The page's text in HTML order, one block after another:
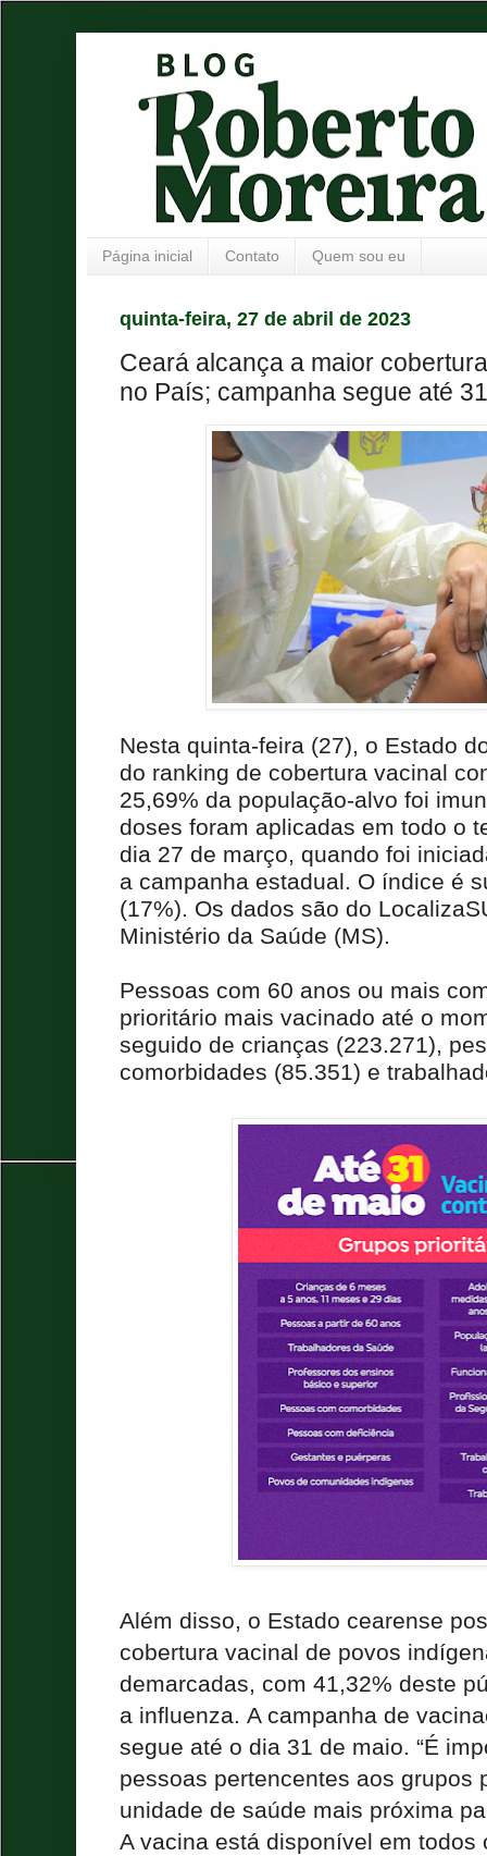
Página inicial Contato Quem sou eu
quinta-feira, 27 de abril de 2023
Ceará alcança a maior
no País; campanha segue até
Nesta quinta-feira (27), o Estado
do ranking de cobertura vacinal
25,69% da população-alvo foi
doses foram aplicadas em todo o
dia 27 de março, quando foi
a campanha estadual. O índice é
(17%). Os dados são do
Ministério da Saúde (MS).
Pessoas com 60 anos ou mais
prioritário mais vacinado até o
seguido de crianças (223.271),
comorbidades (85.351) e
Além disso, o Estado cearense
cobertura vacinal de povos
demarcadas, com 41,32% deste
a influenza. A campanha de
segue até o dia 31 de maio. “É
pessoas pertencentes aos grupos
unidade de saúde mais próxima
A vacina está disponível em todos